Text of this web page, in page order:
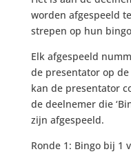
worden afgespeeld
strepen op hun
Elk afgespeeld
de presentator op
kan de presentator
de deelnemer die
zijn afgespeeld.
Ronde 1: Bingo bij 1